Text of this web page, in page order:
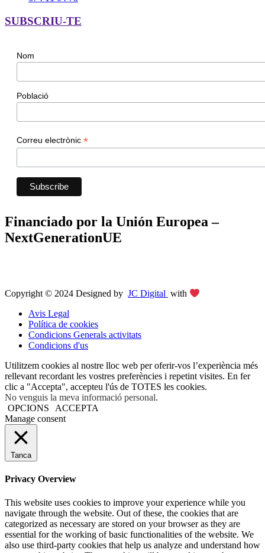
SUBSCRIU-TE
Nom
Població
Correu electrònic *
Financiado por la Unión Europea –
NextGenerationUE
Copyright © 2024 Designed by JC Digital with
Avis Legal
Política de cookies
Condicions Generals activitats
Condicions d'us
Utilitzem cookies al nostre lloc web per oferir-vos l’experiència més
rellevant recordant les vostres preferències i repetint visites. En fer
clic a "Accepta", accepteu l'ús de TOTES les cookies.
No venguis la meva informació personal.
OPCIONS
ACCEPTA
Manage consent
Tanca
Privacy Overview
This website uses cookies to improve your experience while you
navigate through the website. Out of these, the cookies that are
categorized as necessary are stored on your browser as they are
essential for the working of basic functionalities of the website. We
also use third-party cookies that help us analyze and understand how